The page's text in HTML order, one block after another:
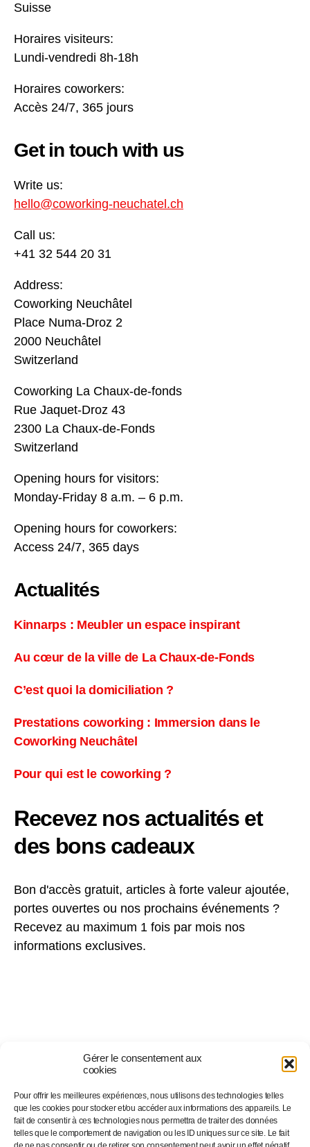
Gérer le consentement aux
cookies
Pour offrir les meilleures expériences, nous utilisons des technologies telles
que les cookies pour stocker et/ou accéder aux informations des appareils. Le
fait de consentir à ces technologies nous permettra de traiter des données
telles que le comportement de navigation ou les ID uniques sur ce site. Le fait
Suisse
Horaires visiteurs:
Lundi-vendredi 8h-18h
Horaires coworkers:
Accès 24/7, 365 jours
Get in touch with us
Write us:
hello@coworking-neuchatel.ch
Call us:
+41 32 544 20 31
Address:
Coworking Neuchâtel
Place Numa-Droz 2
2000 Neuchâtel
Switzerland
Coworking La Chaux-de-fonds
Rue Jaquet-Droz 43
2300 La Chaux-de-Fonds
Switzerland
Opening hours for visitors:
Monday-Friday 8 a.m. – 6 p.m.
Opening hours for coworkers:
Access 24/7, 365 days
Actualités
Kinnarps : Meubler un espace inspirant
Au cœur de la ville de La Chaux-de-Fonds
C’est quoi la domiciliation ?
Prestations coworking : Immersion dans le
Coworking Neuchâtel
Pour qui est le coworking ?
Recevez nos actualités et
des bons cadeaux
Bon d'accès gratuit, articles à forte valeur ajoutée,
portes ouvertes ou nos prochains événements ?
Recevez au maximum 1 fois par mois nos
informations exclusives.
Suivez-nous sur…